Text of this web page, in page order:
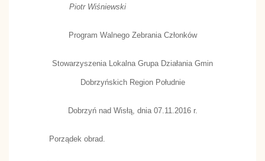
Piotr Wiśniewski
Program Walnego Zebrania Członków
Stowarzyszenia Lokalna Grupa Działania Gmin
Dobrzyńskich Region Południe
Dobrzyń nad Wisłą, dnia 07.11.2016 r.
Porządek obrad.